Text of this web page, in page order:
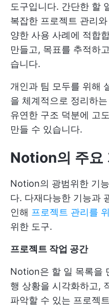
도구입니다. 간단한 할
복잡한 프로젝트 관리
양한 사용 사례에 적합
만들고, 목표를 추적하
습니다.
개인과 팀 모두를 위해
을 체계적으로 정리하
유연한 구조 덕분에 고
만들 수 있습니다.
Notion의 주요
Notion의 광범위한 기
다. 다재다능한 기능과
인해 프로젝트 관리를
위한 도구.
프로젝트 작업 공간
Notion은 할 일 목록을
행 상황을 시각화하고,
파악할 수 있는 프로젝